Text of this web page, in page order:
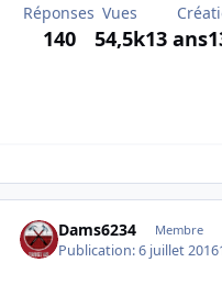
Réponses
140
Vues
54,5k13 ans
Dams6234 Membre
Publication:6 juillet 2016